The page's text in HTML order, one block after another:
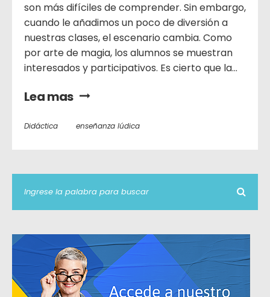
son más difíciles de comprender. Sin embargo,
cuando le añadimos un poco de diversión a
nuestras clases, el escenario cambia. Como
por arte de magia, los alumnos se muestran
interesados y participativos. Es cierto que la...
Lea mas
Didáctica enseñanza lúdica